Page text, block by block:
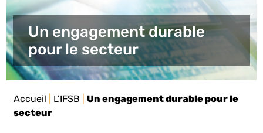
Un engagement durable
pour le secteur
Accueil L’IFSB |Un engagement durable pour le
secteur